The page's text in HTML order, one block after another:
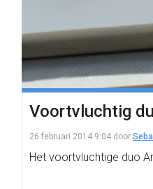
Voortvluchtig
26 februari 2014 9:04 door
Het voortvluchtige duo